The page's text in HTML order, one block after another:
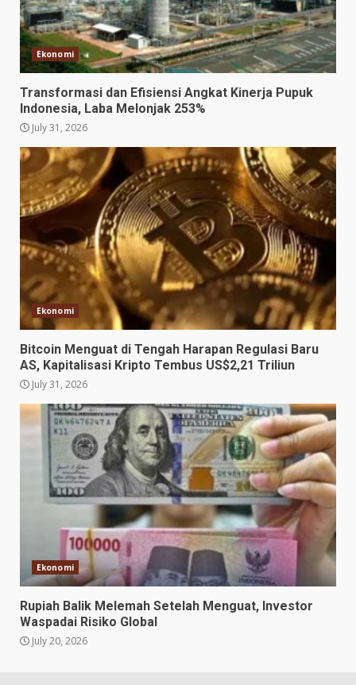
Ekonomi
Transformasi dan Efisiensi Angkat Kinerja Pupuk
Indonesia, Laba Melonjak 253%
July 31, 2026
Ekonomi
Bitcoin Menguat di Tengah Harapan Regulasi Baru
AS, Kapitalisasi Kripto Tembus US$2,21 Triliun
July 31, 2026
Ekonomi
Rupiah Balik Melemah Setelah Menguat, Investor
Waspadai Risiko Global
July 20, 2026